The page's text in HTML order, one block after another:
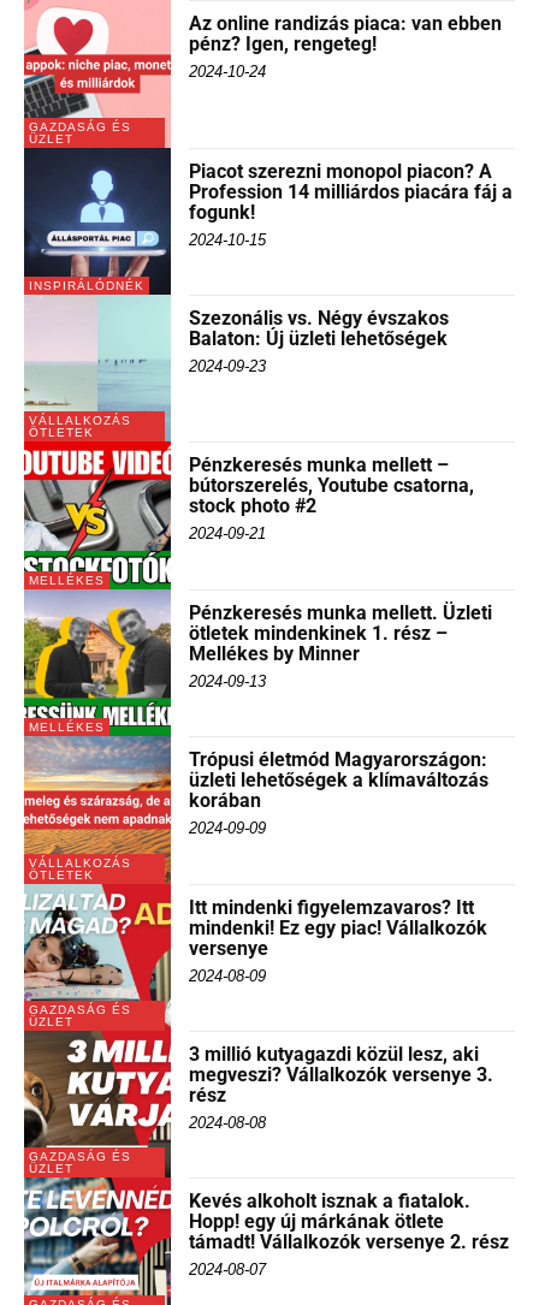
GAZDASÁG ÉS
ÜZLET
Az online randizás piaca: van ebben
pénz? Igen, rengeteg!
2024-10-24
INSPIRÁLÓDNÉK
Piacot szerezni monopol piacon? A
Profession 14 milliárdos piacára fáj a
fogunk!
2024-10-15
VÁLLALKOZÁS
ÖTLETEK
Szezonális vs. Négy évszakos
Balaton: Új üzleti lehetőségek
2024-09-23
MELLÉKES
Pénzkeresés munka mellett –
bútorszerelés, Youtube csatorna,
stock photo #2
2024-09-21
MELLÉKES
Pénzkeresés munka mellett. Üzleti
ötletek mindenkinek 1. rész –
Mellékes by Minner
2024-09-13
VÁLLALKOZÁS
ÖTLETEK
Trópusi életmód Magyarországon:
üzleti lehetőségek a klímaváltozás
korában
2024-09-09
GAZDASÁG ÉS
ÜZLET
Itt mindenki figyelemzavaros? Itt
mindenki! Ez egy piac! Vállalkozók
versenye
2024-08-09
GAZDASÁG ÉS
ÜZLET
3 millió kutyagazdi közül lesz, aki
megveszi? Vállalkozók versenye 3.
rész
2024-08-08
Kevés alkoholt isznak a fiatalok.
Hopp! egy új márkának ötlete
támadt! Vállalkozók versenye 2. rész
2024-08-07